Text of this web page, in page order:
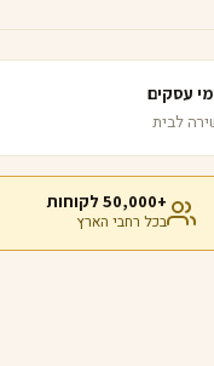
+50,000 לקוחות
בכל רחבי הארץ